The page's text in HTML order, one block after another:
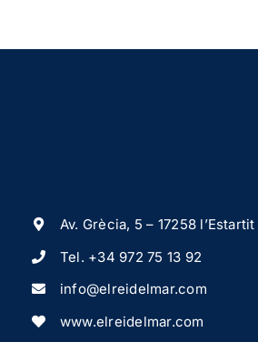
www.elreidelmar.com
MÉS INFORMACIÓ
Home